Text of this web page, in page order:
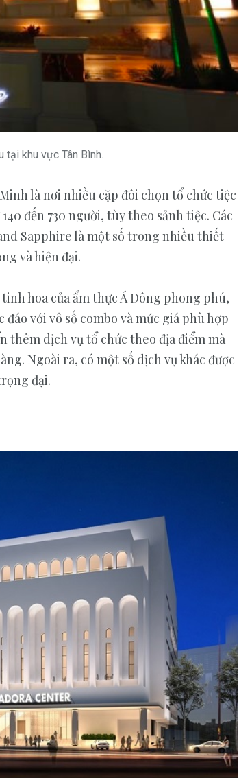
khu vực Tân Bình.
là nơi nhiều cặp đôi chọn tổ chức tiệc
đến 730 người, tùy theo sảnh tiệc. Các
Sapphire là một số trong nhiều thiết
và hiện đại.
hoa của ẩm thực Á Đông phong phú,
với vô số combo và mức giá phù hợp
thêm dịch vụ tổ chức theo địa điểm mà
Ngoài ra, có một số dịch vụ khác được
đại.
33 56